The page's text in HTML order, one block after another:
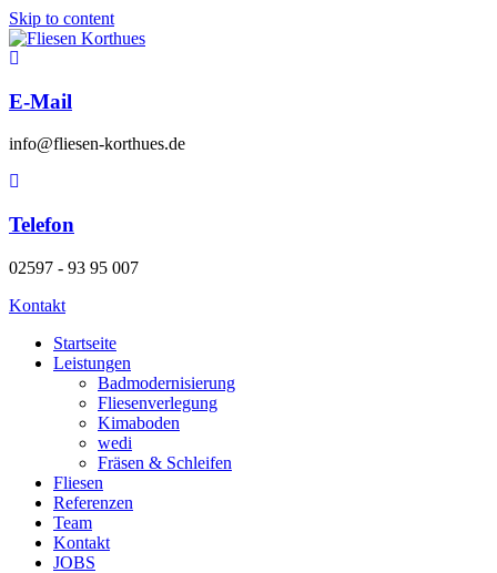
Skip to content
E-Mail
info@fliesen-korthues.de
Telefon
02597 - 93 95 007
Kontakt
Startseite
Leistungen
Badmodernisierung
Fliesenverlegung
Kimaboden
wedi
Fräsen & Schleifen
Fliesen
Referenzen
Team
Kontakt
JOBS